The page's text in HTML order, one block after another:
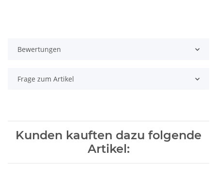
Bewertungen
Frage zum Artikel
Kunden kauften dazu folgende
Artikel: